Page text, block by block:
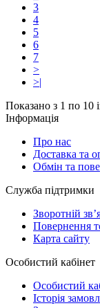
3
4
5
6
7
>
>|
Показано з 1 по 10
Інформація
Про нас
Доставка та
Обмін та
Служба підтримки
Зворотній
Повернення
Карта сайту
Особистий кабінет
Особистий
Історія